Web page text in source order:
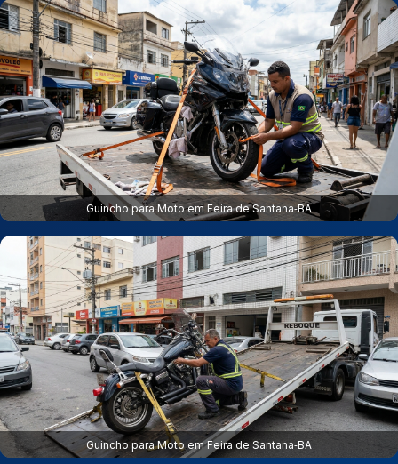
Guincho para Moto em Feira de Santana‑BA
Guincho para Moto em Feira de Santana‑BA